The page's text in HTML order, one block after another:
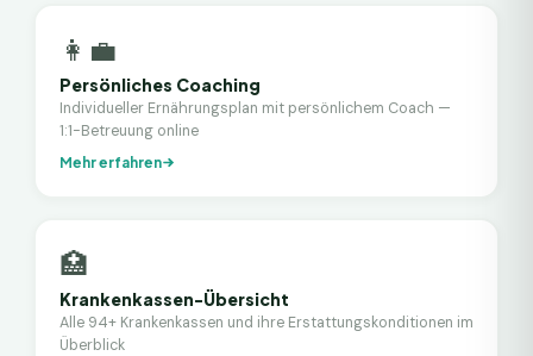
👩‍💼
Persönliches Coaching
Individueller Ernährungsplan mit persönlichem Coach —
1:1-Betreuung online
Mehr erfahren
🏥
Krankenkassen-Übersicht
Alle 94+ Krankenkassen und ihre Erstattungskonditionen im
Überblick